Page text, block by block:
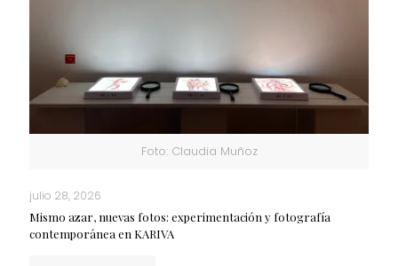
Foto: Claudia Muñoz
julio 28, 2026
Mismo azar, nuevas fotos: experimentación y fotografía
contemporánea en KARIVA